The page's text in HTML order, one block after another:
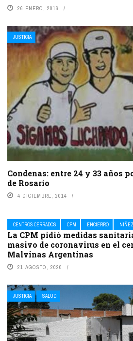
26 ENERO, 2016
JUSTICIA
Condenas: entre 24 y 33 años
de Rosario
4 DICIEMBRE, 2014
CENTROS CERRADOS CPM ENCIERRO
La CPM pidió medidas
masivo de coronavirus en el
Malvinas Argentinas
21 AGOSTO, 2020
JUSTICIA SALUD